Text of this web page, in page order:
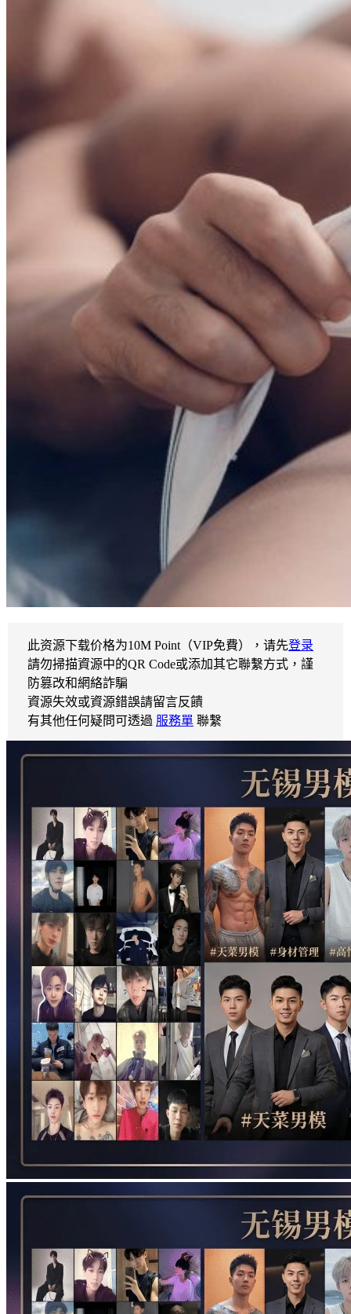
此资源下载价格为10M Point（VIP免費），请先登录
請勿掃描資源中的QR Code或添加其它聯繫方式，謹
防篡改和網絡詐騙
資源失效或資源錯誤請留言反饋
有其他任何疑問可透過 服務單 聯繫